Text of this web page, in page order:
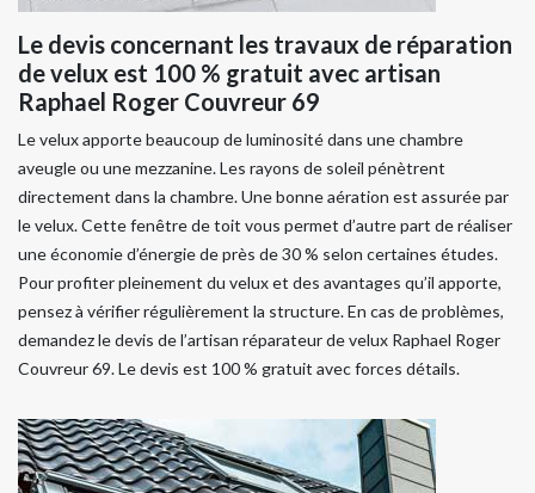
Le devis concernant les travaux de réparation
de velux est 100 % gratuit avec artisan
Raphael Roger Couvreur 69
Le velux apporte beaucoup de luminosité dans une chambre
aveugle ou une mezzanine. Les rayons de soleil pénètrent
directement dans la chambre. Une bonne aération est assurée par
le velux. Cette fenêtre de toit vous permet d’autre part de réaliser
une économie d’énergie de près de 30 % selon certaines études.
Pour profiter pleinement du velux et des avantages qu’il apporte,
pensez à vérifier régulièrement la structure. En cas de problèmes,
demandez le devis de l’artisan réparateur de velux Raphael Roger
Couvreur 69. Le devis est 100 % gratuit avec forces détails.